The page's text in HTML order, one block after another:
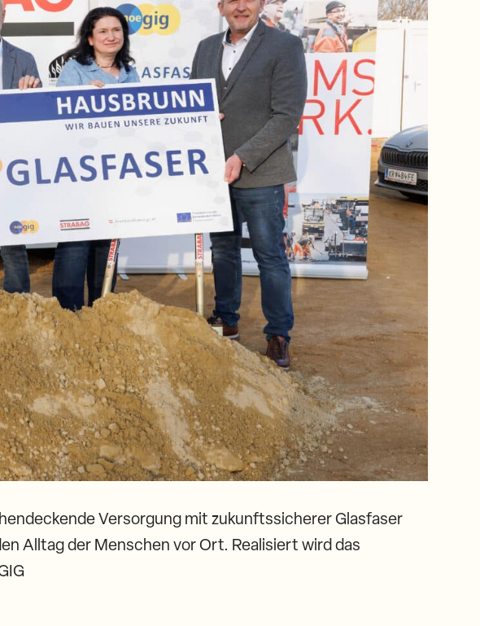
Versorgung mit zukunftssicherer Glasfaser
Alltag der Menschen vor Ort. Realisiert wird das